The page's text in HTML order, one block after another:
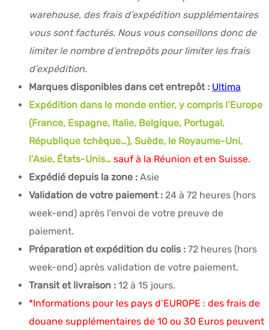
warehouse, des frais d’expédition supplémentaires
vous sont facturés. Nous vous conseillons donc de
limiter le nombre d’entrepôts pour limiter les frais
d’expédition.
Marques disponibles dans cet entrepôt : Ultima
Expédition dans le monde entier, y compris l’Europe
(France, Espagne, Italie, Belgique, Portugal,
République tchèque…), Suède, le Royaume-Uni,
l’Asie, États-Unis… sauf à la Réunion et en Suisse.
Expédié depuis la zone : Asie
Validation de votre paiement : 24 à 72 heures (hors
week-end) après l’envoi de votre preuve de
paiement.
Préparation et expédition du colis : 72 heures (hors
week-end) après validation de votre paiement.
Transit et livraison : 12 à 15 jours.
*Informations pour les pays d’EUROPE : des frais de
douane supplémentaires de 10 ou 30 Euros peuvent